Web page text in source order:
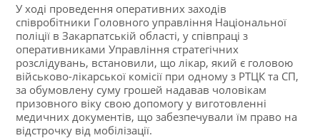
У ході проведення оперативних заходів
співробітники Головного управління Національної
поліції в Закарпатській області, у співпраці з
оперативниками Управління стратегічних
розслідувань, встановили, що лікар, який є головою
військово-лікарської комісії при одному з РТЦК та СП,
за обумовлену суму грошей надавав чоловікам
призовного віку свою допомогу у виготовленні
медичних документів, що забезпечували їм право на
відстрочку від мобілізації.